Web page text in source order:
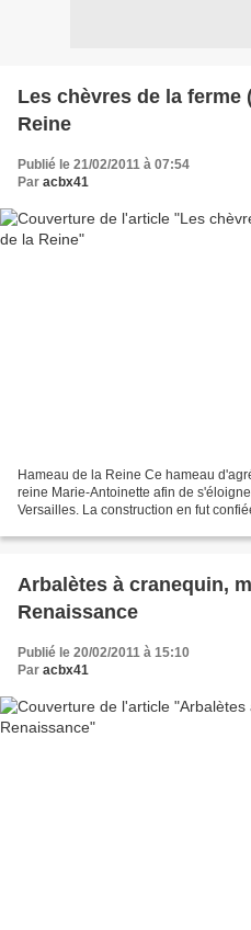
Les chèvres de la ferme
Reine
Publié le 21/02/2011 à 07:54
Par acbx41
Hameau de la Reine Ce hameau
reine Marie-Antoinette afin de
Versailles. La construction en fut
Arbalètes à cranequin,
Renaissance
Publié le 20/02/2011 à 15:10
Par acbx41